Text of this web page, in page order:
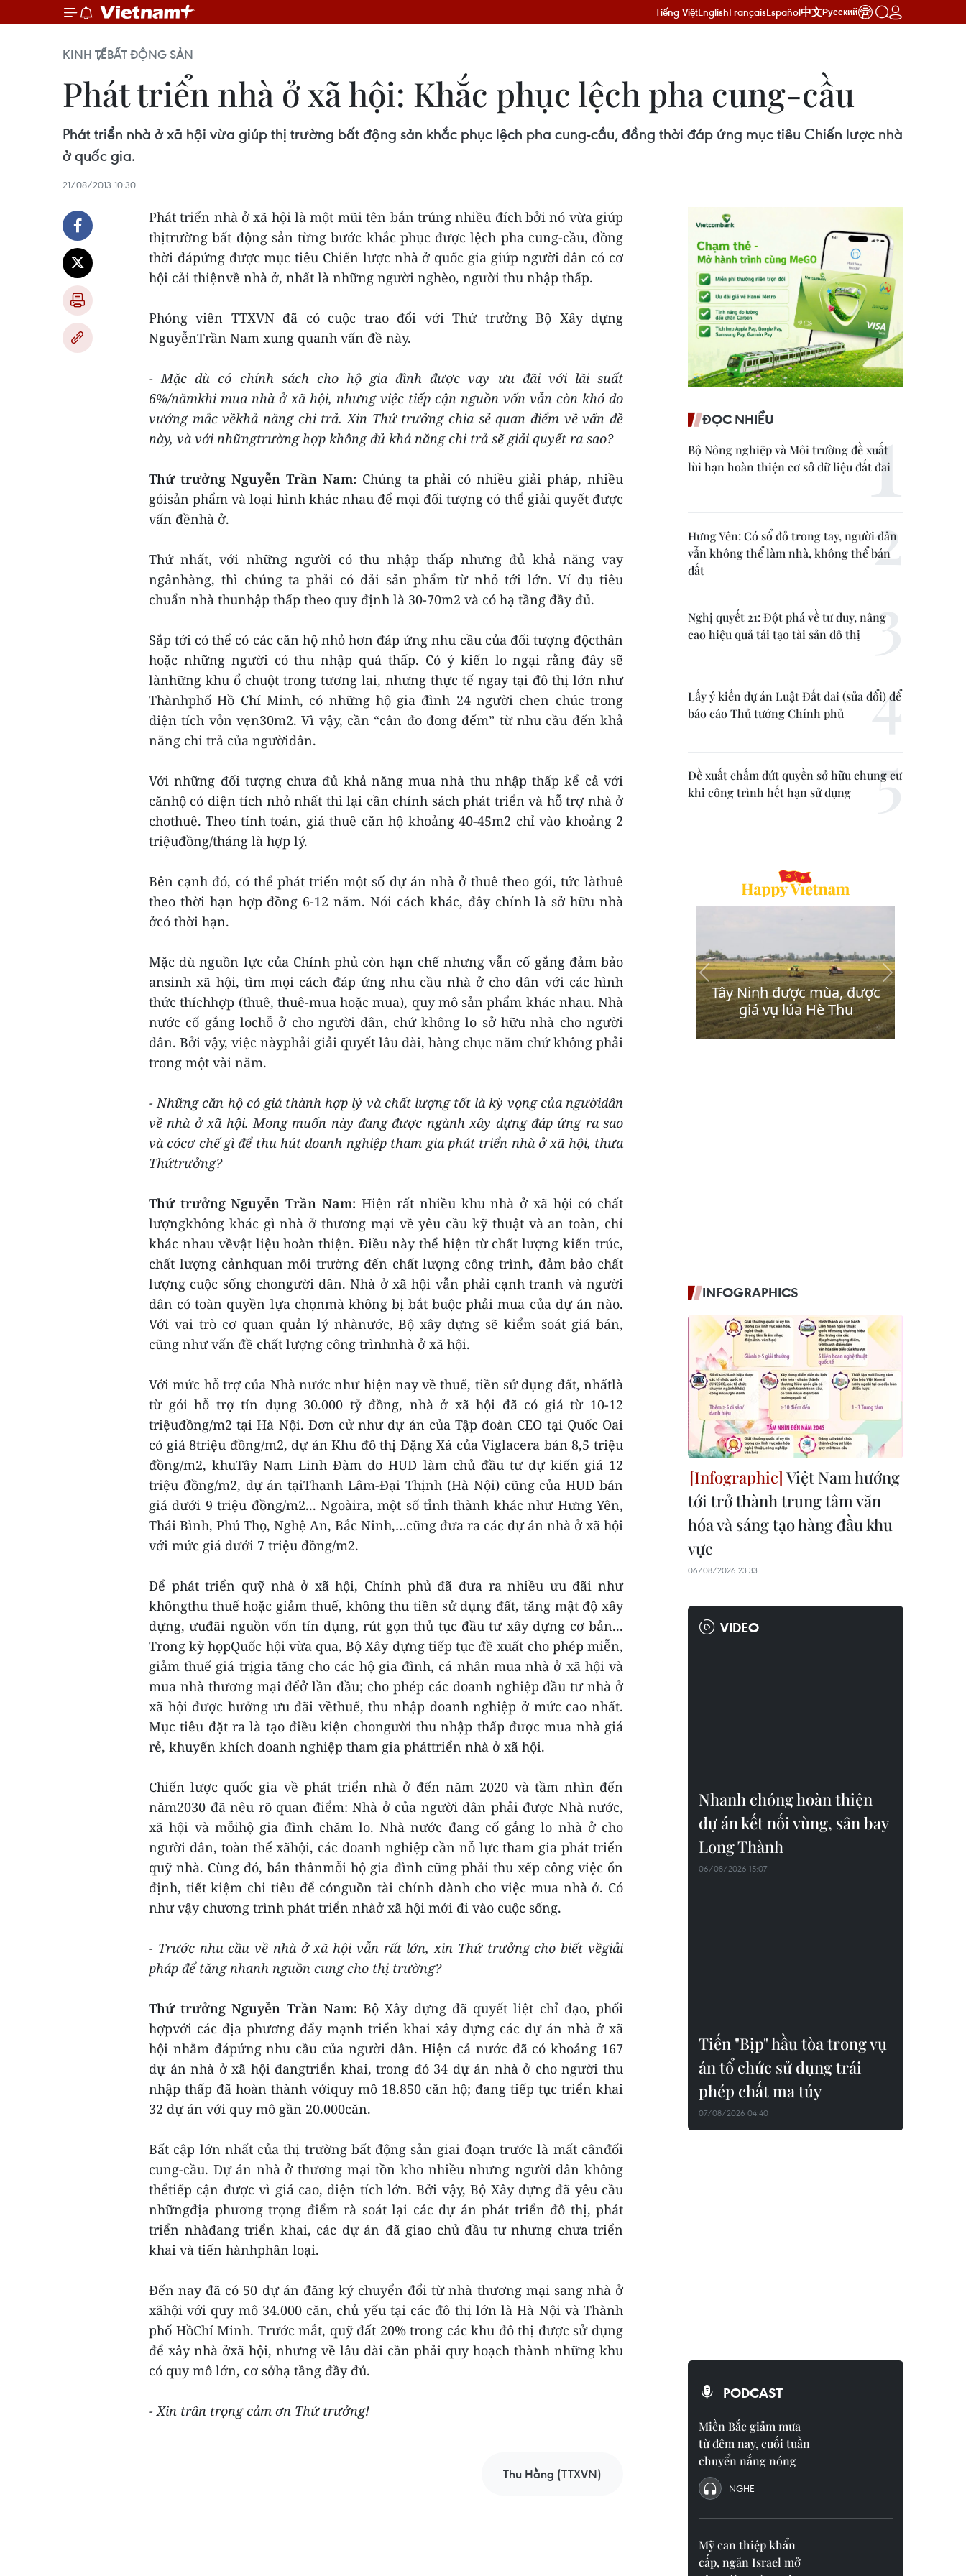
Tiếng ViệtEnglishFrançaisEspañol中文Русский
KINH TẾBẤT ĐỘNG SẢN
Phát triển nhà ở xã hội: Khắc phục lệch pha cung-cầu
Phát triển nhà ở xã hội vừa giúp thị trường bất động sản khắc phục lệch pha cung-cầu, đồng thời đáp ứng mục tiêu Chiến lược nhà
ở quốc gia.
21/08/2013 10:30
Phát triển nhà ở xã hội là một mũi tên bắn trúng nhiều đích bởi nó vừa giúp
thịtrường bất động sản từng bước khắc phục được lệch pha cung-cầu, đồng
thời đápứng được mục tiêu Chiến lược nhà ở quốc gia giúp người dân có cơ
hội cải thiệnvề nhà ở, nhất là những người nghèo, người thu nhập thấp.
Phóng viên TTXVN đã có cuộc trao đổi với Thứ trưởng Bộ Xây dựng
NguyễnTrần Nam xung quanh vấn đề này.
- Mặc dù có chính sách cho hộ gia đình được vay ưu đãi với lãi suất
6%/nămkhi mua nhà ở xã hội, nhưng việc tiếp cận nguồn vốn vẫn còn khó do
vướng mắc vềkhả năng chi trả. Xin Thứ trưởng chia sẻ quan điểm về vấn đề
này, và với nhữngtrường hợp không đủ khả năng chi trả sẽ giải quyết ra sao?
Thứ trưởng Nguyễn Trần Nam: Chúng ta phải có nhiều giải pháp, nhiều
góisản phẩm và loại hình khác nhau để mọi đối tượng có thể giải quyết được
vấn đềnhà ở.
Thứ nhất, với những người có thu nhập thấp nhưng đủ khả năng vay
ngânhàng, thì chúng ta phải có dải sản phẩm từ nhỏ tới lớn. Ví dụ tiêu
chuẩn nhà thunhập thấp theo quy định là 30-70m2 và có hạ tầng đầy đủ.
Sắp tới có thể có các căn hộ nhỏ hơn đáp ứng nhu cầu của đối tượng độcthân
hoặc những người có thu nhập quá thấp. Có ý kiến lo ngại rằng đây sẽ
lànhững khu ổ chuột trong tương lai, nhưng thực tế ngay tại đô thị lớn như
Thànhphố Hồ Chí Minh, có những hộ gia đình 24 người chen chúc trong
diện tích vỏn vẹn30m2. Vì vậy, cần “cân đo đong đếm” từ nhu cầu đến khả
năng chi trả của ngườidân.
Với những đối tượng chưa đủ khả năng mua nhà thu nhập thấp kể cả với
cănhộ có diện tích nhỏ nhất thì lại cần chính sách phát triển và hỗ trợ nhà ở
chothuê. Theo tính toán, giá thuê căn hộ khoảng 40-45m2 chỉ vào khoảng 2
triệuđồng/tháng là hợp lý.
Bên cạnh đó, có thể phát triển một số dự án nhà ở thuê theo gói, tức làthuê
theo thời hạn hợp đồng 6-12 năm. Nói cách khác, đây chính là sở hữu nhà
ởcó thời hạn.
Mặc dù nguồn lực của Chính phủ còn hạn chế nhưng vẫn cố gắng đảm bảo
ansinh xã hội, tìm mọi cách đáp ứng nhu cầu nhà ở cho dân với các hình
thức thíchhợp (thuê, thuê-mua hoặc mua), quy mô sản phẩm khác nhau. Nhà
nước cố gắng lochỗ ở cho người dân, chứ không lo sở hữu nhà cho người
dân. Bởi vậy, việc nàyphải giải quyết lâu dài, hàng chục năm chứ không phải
trong một vài năm.
- Những căn hộ có giá thành hợp lý và chất lượng tốt là kỳ vọng của ngườidân
về nhà ở xã hội. Mong muốn này đang được ngành xây dựng đáp ứng ra sao
và cócơ chế gì để thu hút doanh nghiệp tham gia phát triển nhà ở xã hội, thưa
Thứtrưởng?
Thứ trưởng Nguyễn Trần Nam: Hiện rất nhiều khu nhà ở xã hội có chất
lượngkhông khác gì nhà ở thương mại về yêu cầu kỹ thuật và an toàn, chỉ
khác nhau vềvật liệu hoàn thiện. Điều này thể hiện từ chất lượng kiến trúc,
chất lượng cảnhquan môi trường đến chất lượng công trình, đảm bảo chất
lượng cuộc sống chongười dân. Nhà ở xã hội vẫn phải cạnh tranh và người
dân có toàn quyền lựa chọnmà không bị bắt buộc phải mua của dự án nào.
Với vai trò cơ quan quản lý nhànước, Bộ xây dựng sẽ kiểm soát giá bán,
cũng như vấn đề chất lượng công trìnhnhà ở xã hội.
Với mức hỗ trợ của Nhà nước như hiện nay về thuế, tiền sử dụng đất, nhấtlà
từ gói hỗ trợ tín dụng 30.000 tỷ đồng, nhà ở xã hội đã có giá từ 10-12
triệuđồng/m2 tại Hà Nội. Đơn cử như dự án của Tập đoàn CEO tại Quốc Oai
có giá 8triệu đồng/m2, dự án Khu đô thị Đặng Xá của Viglacera bán 8,5 triệu
đồng/m2, khuTây Nam Linh Đàm do HUD làm chủ đầu tư dự kiến giá 12
triệu đồng/m2, dự án tạiThanh Lâm-Đại Thịnh (Hà Nội) cũng của HUD bán
giá dưới 9 triệu đồng/m2... Ngoàira, một số tỉnh thành khác như Hưng Yên,
Thái Bình, Phú Thọ, Nghệ An, Bắc Ninh,…cũng đưa ra các dự án nhà ở xã hội
với mức giá dưới 7 triệu đồng/m2.
Để phát triển quỹ nhà ở xã hội, Chính phủ đã đưa ra nhiều ưu đãi như
khôngthu thuế hoặc giảm thuế, không thu tiền sử dụng đất, tăng mật độ xây
dựng, ưuđãi nguồn vốn tín dụng, rút gọn thủ tục đầu tư xây dựng cơ bản...
Trong kỳ họpQuốc hội vừa qua, Bộ Xây dựng tiếp tục đề xuất cho phép miễn,
giảm thuế giá trịgia tăng cho các hộ gia đình, cá nhân mua nhà ở xã hội và
mua nhà thương mại đểở lần đầu; cho phép các doanh nghiệp đầu tư nhà ở
xã hội được hưởng ưu đãi vềthuế, thu nhập doanh nghiệp ở mức cao nhất.
Mục tiêu đặt ra là tạo điều kiện chongười thu nhập thấp được mua nhà giá
rẻ, khuyến khích doanh nghiệp tham gia pháttriển nhà ở xã hội.
Chiến lược quốc gia về phát triển nhà ở đến năm 2020 và tầm nhìn đến
năm2030 đã nêu rõ quan điểm: Nhà ở của người dân phải được Nhà nước,
xã hội và mỗihộ gia đình chăm lo. Nhà nước đang cố gắng lo nhà ở cho
người dân, toàn thể xãhội, các doanh nghiệp cần nỗ lực tham gia phát triển
quỹ nhà. Cùng đó, bản thânmỗi hộ gia đình cũng phải thu xếp công việc ổn
định, tiết kiệm chi tiêu để cónguồn tài chính dành cho việc mua nhà ở. Có
như vậy chương trình phát triển nhàở xã hội mới đi vào cuộc sống.
- Trước nhu cầu về nhà ở xã hội vẫn rất lớn, xin Thứ trưởng cho biết vềgiải
pháp để tăng nhanh nguồn cung cho thị trường?
Thứ trưởng Nguyễn Trần Nam: Bộ Xây dựng đã quyết liệt chỉ đạo, phối
hợpvới các địa phương đẩy mạnh triển khai xây dựng các dự án nhà ở xã
hội nhằm đápứng nhu cầu của người dân. Hiện cả nước đã có khoảng 167
dự án nhà ở xã hội đangtriển khai, trong đó 34 dự án nhà ở cho người thu
nhập thấp đã hoàn thành vớiquy mô 18.850 căn hộ; đang tiếp tục triển khai
32 dự án với quy mô gần 20.000căn.
Bất cập lớn nhất của thị trường bất động sản giai đoạn trước là mất cânđối
cung-cầu. Dự án nhà ở thương mại tồn kho nhiều nhưng người dân không
thểtiếp cận được vì giá cao, diện tích lớn. Bởi vậy, Bộ Xây dựng đã yêu cầu
nhữngđịa phương trọng điểm rà soát lại các dự án phát triển đô thị, phát
triển nhàđang triển khai, các dự án đã giao chủ đầu tư nhưng chưa triển
khai và tiến hànhphân loại.
Đến nay đã có 50 dự án đăng ký chuyển đổi từ nhà thương mại sang nhà ở
xãhội với quy mô 34.000 căn, chủ yếu tại các đô thị lớn là Hà Nội và Thành
phố HồChí Minh. Trước mắt, quỹ đất 20% trong các khu đô thị được sử dụng
để xây nhà ởxã hội, nhưng về lâu dài cần phải quy hoạch thành những khu
có quy mô lớn, cơ sởhạ tầng đầy đủ.
- Xin trân trọng cảm ơn Thứ trưởng!
Thu Hằng (TTXVN)
ĐỌC NHIỀU
Bộ Nông nghiệp và Môi trường đề xuất
lùi hạn hoàn thiện cơ sở dữ liệu đất đai
Hưng Yên: Có sổ đỏ trong tay, người dân
vẫn không thể làm nhà, không thể bán
đất
Nghị quyết 21: Đột phá về tư duy, nâng
cao hiệu quả tái tạo tài sản đô thị
Lấy ý kiến dự án Luật Đất đai (sửa đổi) để
báo cáo Thủ tướng Chính phủ
Đề xuất chấm dứt quyền sở hữu chung cư
khi công trình hết hạn sử dụng
INFOGRAPHICS
Việt Nam hướng
tới trở thành trung tâm văn
hóa và sáng tạo hàng đầu khu
vực
06/08/2026 23:33
VIDEO
Nhanh chóng hoàn thiện
dự án kết nối vùng, sân bay
Long Thành
06/08/2026 15:07
Tiến "Bịp" hầu tòa trong vụ
án tổ chức sử dụng trái
phép chất ma túy
07/08/2026 04:40
PODCAST
Miền Bắc giảm mưa
từ đêm nay, cuối tuần
chuyển nắng nóng
NGHE
Mỹ can thiệp khẩn
cấp, ngăn Israel mở